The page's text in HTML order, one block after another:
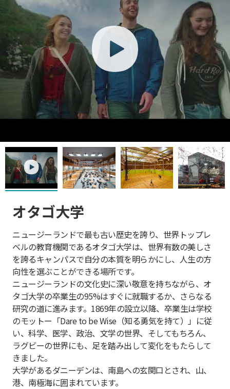
play
play
オタゴ大学
ニュージーランドで最も古い歴史を誇り、世界トップレ
ベルの教育機関であるオタゴ大学は、世界有数の美しさ
を誇るキャンパスで自分の本質を明らかにし、人生の方
向性を選ぶことができる場所です。
ニュージーランドの文化史に深い敬意を持ちながら、オ
タゴ大学の卒業生の95%はすぐに就職するか、さらなる
研究の道に進みます。1869年の設立以降、卒業生は学校
のモットー「Dare to be Wise（知る勇気を持て）」に従
い、科学、医学、政治、文学の世界、そしてもちろん、
ラグビーの世界にも、足を踏み出して変化をもたらして
きました。
大学があるダニーデンは、南島への玄関口とされ、山、
港、南極海に囲まれています。